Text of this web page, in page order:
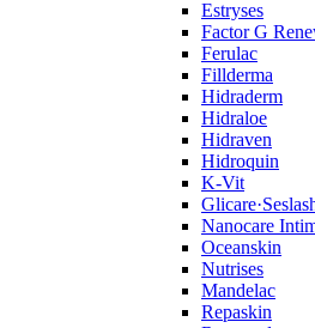
Estryses
Factor G
Ferulac
Fillderma
Hidraderm
Hidraloe
Hidraven
Hidroquin
K-Vit
Nanocare
Oceanskin
Nutrises
Mandelac
Repaskin